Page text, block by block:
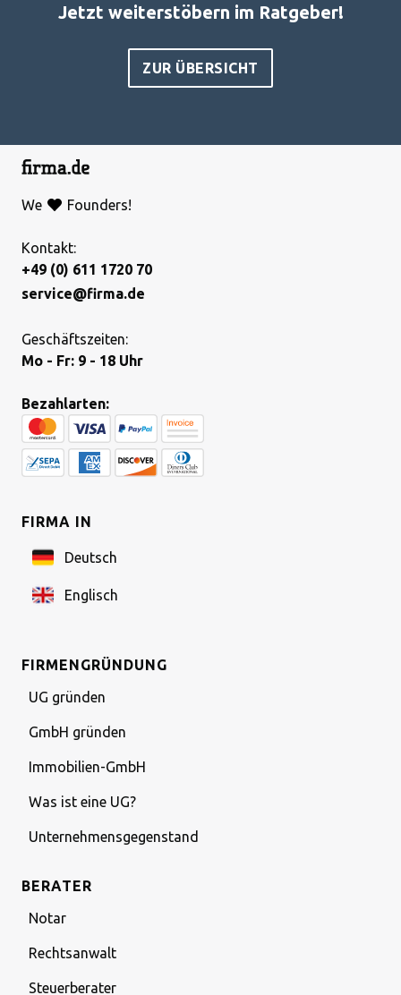
Jetzt weiterstöbern im Ratgeber!
ZUR ÜBERSICHT
We Founders!
Kontakt:
+49 (0) 611 1720 70
service@firma.de
Geschäftszeiten:
Mo - Fr: 9 - 18 Uhr
Bezahlarten:
FIRMA IN
Deutsch
Englisch
FIRMENGRÜNDUNG
UG gründen
GmbH gründen
Immobilien-GmbH
Was ist eine UG?
Unternehmensgegenstand
BERATER
Notar
Rechtsanwalt
Steuerberater